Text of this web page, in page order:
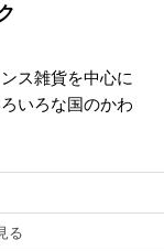
ス雑貨を中心に
いろな国のかわ
る